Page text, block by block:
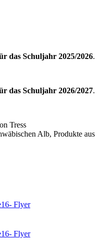
das Schuljahr 2025/2026.
das Schuljahr 2026/2027.
Tress
Alb, Produkte aus
Flyer
Flyer